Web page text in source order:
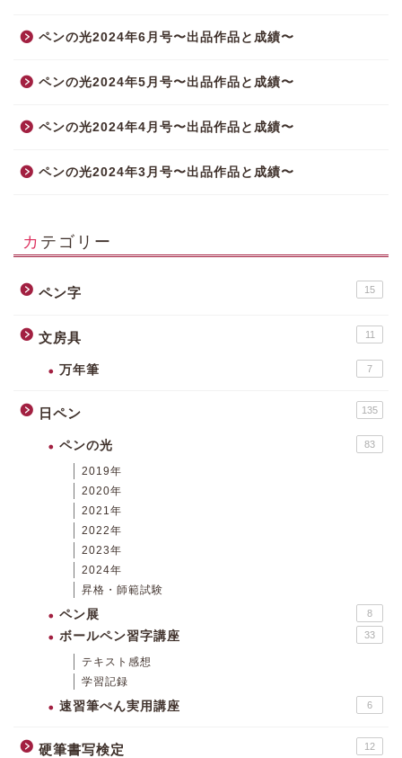
ペンの光2024年6月号〜出品作品と成績〜
ペンの光2024年5月号〜出品作品と成績〜
ペンの光2024年4月号〜出品作品と成績〜
ペンの光2024年3月号〜出品作品と成績〜
カテゴリー
ペン字 15
文房具 11
万年筆 7
日ペン 135
ペンの光 83
2019年
2020年
2021年
2022年
2023年
2024年
昇格・師範試験
ペン展 8
ボールペン習字講座 33
テキスト感想
学習記録
速習筆ぺん実用講座 6
硬筆書写検定 12